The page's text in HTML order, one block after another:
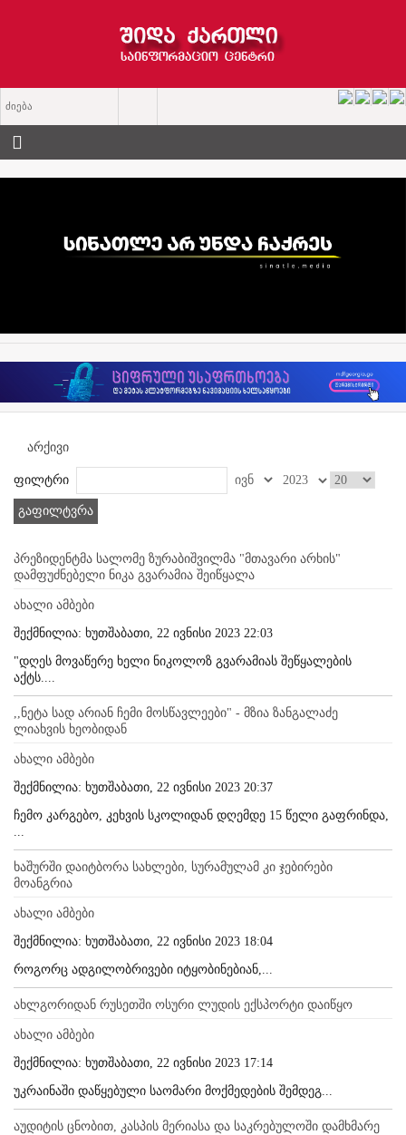
არქივი
ფილტრი
გაფილტვრა
პრეზიდენტმა სალომე ზურაბიშვილმა "მთავარი არხის"
დამფუძნებელი ნიკა გვარამია შეიწყალა
ახალი ამბები
შექმნილია: ხუთშაბათი, 22 ივნისი 2023 22:03
"დღეს მოვაწერე ხელი ნიკოლოზ გვარამიას შეწყალების
აქტს....
,,ნეტა სად არიან ჩემი მოსწავლეები" - მზია ზანგალაძე
ლიახვის ხეობიდან
ახალი ამბები
შექმნილია: ხუთშაბათი, 22 ივნისი 2023 20:37
ჩემო კარგებო, კეხვის სკოლიდან დღემდე 15 წელი გაფრინდა,
...
ხაშურში დაიტბორა სახლები, სურამულამ კი ჯებირები
მოანგრია
ახალი ამბები
შექმნილია: ხუთშაბათი, 22 ივნისი 2023 18:04
როგორც ადგილობრივები იტყობინებიან,...
ახლგორიდან რუსეთში ოსური ლუდის ექსპორტი დაიწყო
ახალი ამბები
შექმნილია: ხუთშაბათი, 22 ივნისი 2023 17:14
უკრაინაში დაწყებული საომარი მოქმედების შემდეგ...
აუდიტის ცნობით, კასპის მერიასა და საკრებულოში დამხმარე